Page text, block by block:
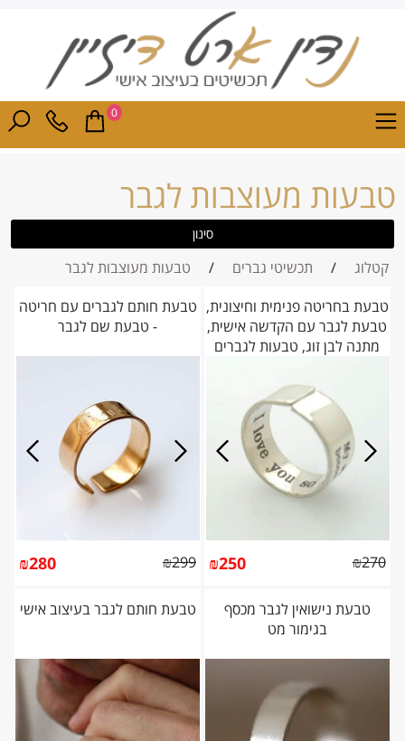
0
טבעות מעוצבות לגבר
סינון
קטלוג / תכשיטי גברים /
טבעות מעוצבות לגבר
טבעת בחריטה פנימית וחיצונית,
טבעת לגבר עם הקדשה אישית,
מתנה לבן זוג, טבעות לגברים
₪270
₪250
טבעת חותם לגברים עם חריטה
- טבעת שם לגבר
₪299
₪280
טבעת נישואין לגבר מכסף
בגימור מט
טבעת חותם לגבר בעיצוב אישי